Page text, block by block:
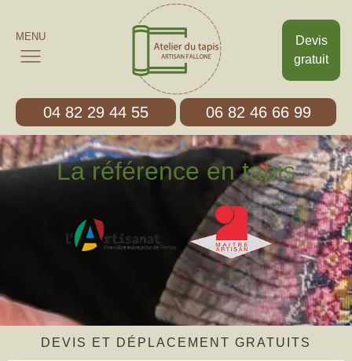
Devis
gratuit
MENU
04 82 29 44 55 06 82 46 66 99
La référence en tapis
DEVIS ET DÉPLACEMENT GRATUITS